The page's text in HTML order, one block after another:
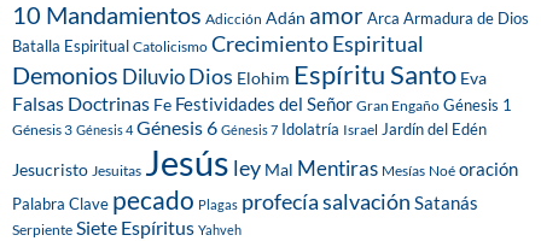
10 Mandamientos Adicción Adán amorArca Armadura de Dios
Batalla Espiritual Catolicismo Crecimiento Espiritual
Demonios DiluvioDios Elohim Espíritu Santo Eva
Falsas Doctrinas Fe Festividades del Señor Gran Engaño Génesis 1
Génesis 3 Génesis 4 Génesis 6 Génesis 7 Idolatría Israel Jardín del Edén
Jesucristo Jesuitas Jesús ley Mal Mentiras Mesías Noé oración
Palabra Clave pecado Plagas profecíasalvación Satanás
Serpiente Siete Espíritus Yahveh